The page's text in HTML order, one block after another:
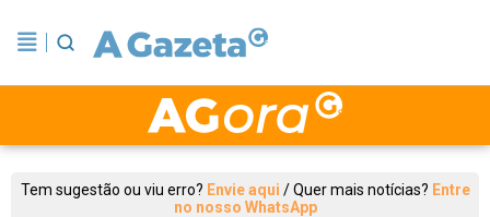
Tem sugestão ou viu erro? Envie aqui /Quer mais notícias? Entre
no nosso WhatsApp